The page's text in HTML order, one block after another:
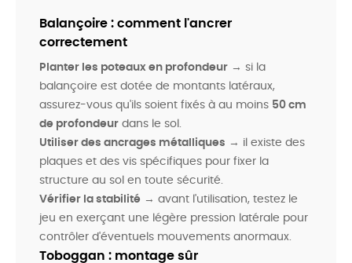
Balançoire : comment l'ancrer
correctement
Planter les poteaux en profondeur → si la
balançoire est dotée de montants latéraux,
assurez-vous qu'ils soient fixés à au moins 50 cm
de profondeur dans le sol.
Utiliser des ancrages métalliques → il existe des
plaques et des vis spécifiques pour fixer la
structure au sol en toute sécurité.
Vérifier la stabilité → avant l'utilisation, testez le
jeu en exerçant une légère pression latérale pour
contrôler d'éventuels mouvements anormaux.
Toboggan : montage sûr